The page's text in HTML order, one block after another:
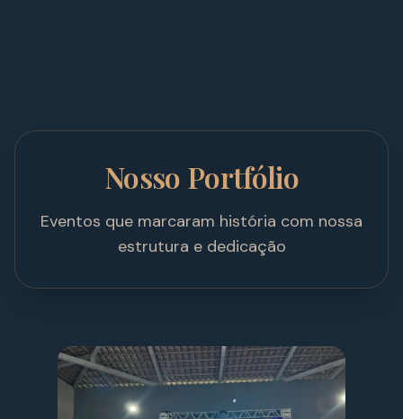
Nosso Portfólio
Eventos que marcaram história com nossa
estrutura e dedicação